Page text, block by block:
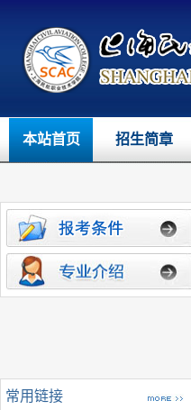
本站首页 招生简章
常用链接